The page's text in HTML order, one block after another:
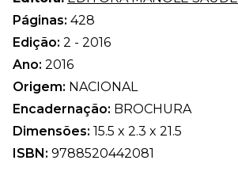
Páginas: 428
Edição: 2 - 2016
Ano: 2016
Origem: NACIONAL
Encadernação: BROCHURA
Dimensões: 15.5 x 2.3 x 21.5
ISBN: 9788520442081